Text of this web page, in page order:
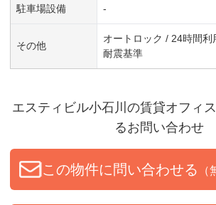
駐車場設備 -
その他
オートロック / 24時間
耐震基準
エスティビル小石川 の賃貸オフィ
るお問い合わせ
この物件に問い合わせる （